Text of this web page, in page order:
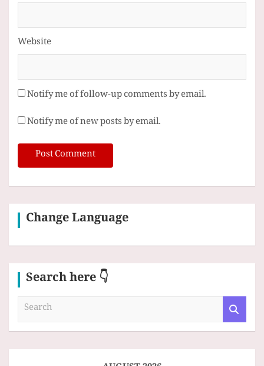
Website
Notify me of follow-up comments by email.
Notify me of new posts by email.
Change Language
Search here 👇
a